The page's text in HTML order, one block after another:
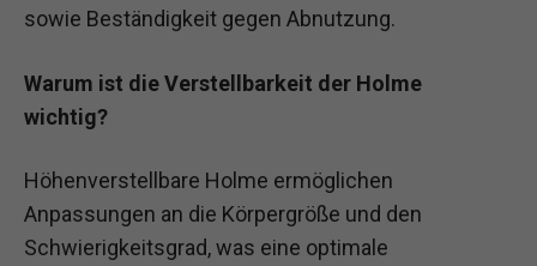
sowie Beständigkeit gegen Abnutzung.
Warum ist die Verstellbarkeit der Holme
wichtig?
Höhenverstellbare Holme ermöglichen
Anpassungen an die Körpergröße und den
Schwierigkeitsgrad, was eine optimale